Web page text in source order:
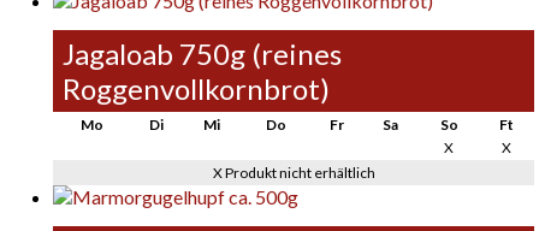
Jagaloab 750g (reines
Roggenvollkornbrot)
Mo Di Mi Do Fr Sa So
Ft
X
X
X Produkt nicht erhältlich